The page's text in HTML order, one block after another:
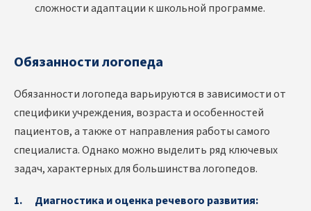
сложности адаптации к школьной программе.
Обязанности логопеда
Обязанности логопеда варьируются в зависимости от
специфики учреждения, возраста и особенностей
пациентов, а также от направления работы самого
специалиста. Однако можно выделить ряд ключевых
задач, характерных для большинства логопедов.
Диагностика и оценка речевого развития: